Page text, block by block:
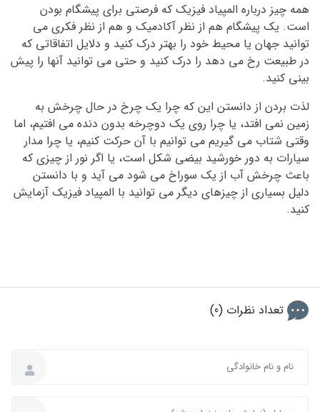
همه چیز درباره المپیاد فیزیک که فرصتی برای پیشگام بودن
است. یک پیشگام هم از نظر آکادمیک و هم از نظر فکری می
توانید جهان یا محیط خود را بهتر درک کنید و دلایل اتفاقاتی که
در طبیعت رخ می دهد را درک کنید و حتی می توانید آنها را پیش
بینی کنید.
لذت بردن از دانستن این که چرا یک چرخ در حال چرخش به
زمین نمی افتد، یا چرا روی یک دوچرخه بدون دنده می افتیم، اما
وقتی شتاب می گیریم می توانیم با آن حرکت کنیم، یا چرا مدار
سیارات به دور خورشید بیضی شکل است، یا اگر نور از چیزی که
باعث چرخش آب از یک سوراخ می شود می آید و با دانستن
دلیل بسیاری از چیزهای دیگر می توانید با المپیاد فیزیک آزمایش
کنید.
تعداد نظرات (0)